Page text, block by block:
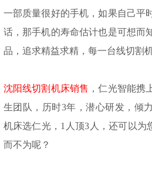
一部质量很好的手机，如果自己平
话，那手机的寿命估计也是可想而
品，追求精益求精，每一台线切割
沈阳线切割机床销售 ，仁光智能携
生团队，历时3年，潜心研发，倾
机床选仁光，1人顶3人，还可以为
而不为呢？